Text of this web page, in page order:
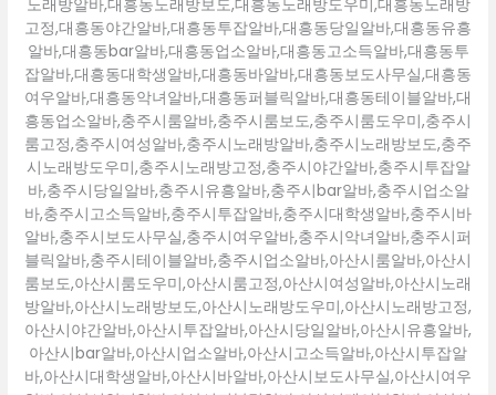
노래방알바,대흥동노래방보도,대흥동노래방도우미,대흥동노래방
고정,대흥동야간알바,대흥동투잡알바,대흥동당일알바,대흥동유흥
알바,대흥동bar알바,대흥동업소알바,대흥동고소득알바,대흥동투
잡알바,대흥동대학생알바,대흥동바알바,대흥동보도사무실,대흥동
여우알바,대흥동악녀알바,대흥동퍼블릭알바,대흥동테이블알바,대
흥동업소알바,충주시룸알바,충주시룸보도,충주시룸도우미,충주시
룸고정,충주시여성알바,충주시노래방알바,충주시노래방보도,충주
시노래방도우미,충주시노래방고정,충주시야간알바,충주시투잡알
바,충주시당일알바,충주시유흥알바,충주시bar알바,충주시업소알
바,충주시고소득알바,충주시투잡알바,충주시대학생알바,충주시바
알바,충주시보도사무실,충주시여우알바,충주시악녀알바,충주시퍼
블릭알바,충주시테이블알바,충주시업소알바,아산시룸알바,아산시
룸보도,아산시룸도우미,아산시룸고정,아산시여성알바,아산시노래
방알바,아산시노래방보도,아산시노래방도우미,아산시노래방고정,
아산시야간알바,아산시투잡알바,아산시당일알바,아산시유흥알바,
아산시bar알바,아산시업소알바,아산시고소득알바,아산시투잡알
바,아산시대학생알바,아산시바알바,아산시보도사무실,아산시여우